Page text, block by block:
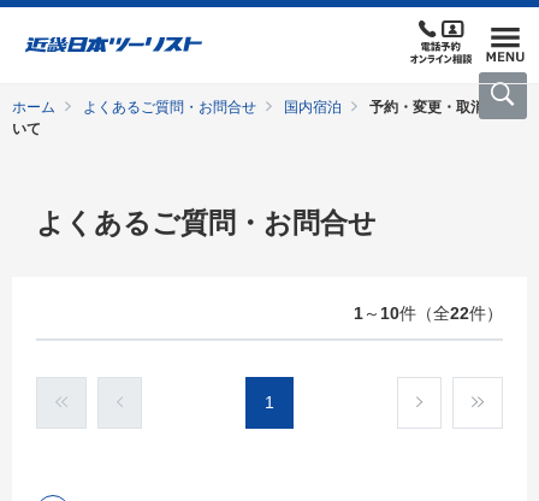
ホーム よくあるご質問・お問合せ 国内宿泊
予約・変更・取消につ
いて
よくあるご質問・お問合せ
1～ 10件（全22件）
1